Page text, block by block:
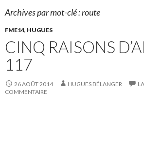
Archives par mot-clé : route
FME14, HUGUES
CINQ RAISONS
117
26 AOÛT 2014 HUGUES BÉLANGER
COMMENTAIRE